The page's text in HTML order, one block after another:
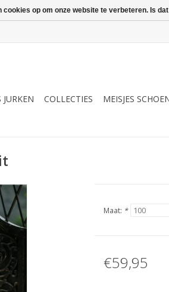
JURKEN COLLECTIES MEISJES
Maat: *
€59,95
cookies op om onze website te verbeteren. Is